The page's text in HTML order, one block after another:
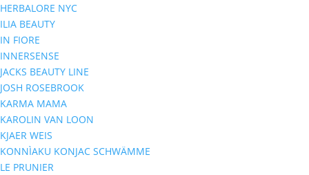
HERBALORE NYC
ILIA BEAUTY
IN FIORE
INNERSENSE
JACKS BEAUTY LINE
JOSH ROSEBROOK
KARMA MAMA
KAROLIN VAN LOON
KJAER WEIS
KONNÌAKU KONJAC SCHWÄMME
LE PRUNIER